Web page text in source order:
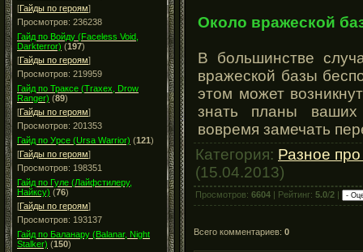
[Гайды по героям]
Просмотров: 236238
Гайд по Войду (Faceless Void,
Darkterror) (197)
[Гайды по героям]
Просмотров: 219959
Гайд по Траксе (Traxex, Drow
Ranger) (89)
[Гайды по героям]
Просмотров: 201353
Гайд по Урсе (Ursa Warrior) (121)
[Гайды по героям]
Просмотров: 198351
Гайд по Гуле (Лайфстилеру,
Найксу) (76)
[Гайды по героям]
Просмотров: 193137
Гайд по Баланару (Balanar, Night
Stalker) (150)
Около вражеской
В большинстве
вражеской базы
этом может
знать планы
вовремя замечать
Категория: Разное
(15.04.2013)
Просмотров: 6604 | Рейтинг: 5.0/2 |
Всего комментариев: 0